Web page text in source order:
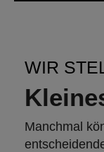
WIR
Manchmal